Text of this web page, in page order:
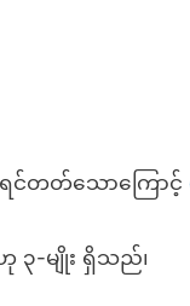
င်တတ်သောကြောင့်
၃-မျိုး ရှိသည်၊